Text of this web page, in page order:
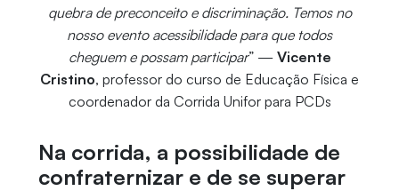
quebra de preconceito e discriminação. Temos no
nosso evento acessibilidade para que todos
cheguem e possam participar” — Vicente
Cristino, professor do curso de Educação Física e
coordenador da Corrida Unifor para PCDs
Na corrida, a possibilidade de
confraternizar e de se superar